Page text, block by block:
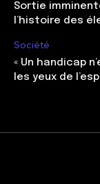
Sortie
l’histoire des
Société
« Un handicap
les yeux de